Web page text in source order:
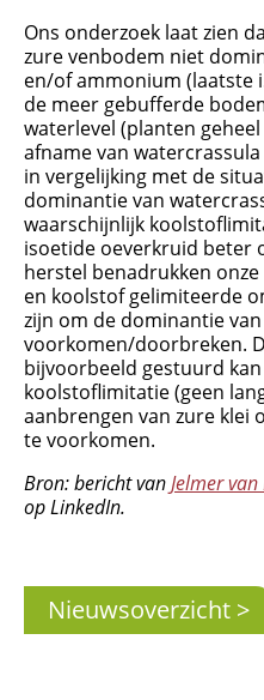
Ons onderzoek laat zien
zure venbodem niet
en/of ammonium (laatste
de meer gebufferde
waterlevel (planten
afname van
in vergelijking met de
dominantie van
waarschijnlijk
isoetide oeverkruid beter
herstel benadrukken
en koolstof gelimiteerde
zijn om de dominantie
voorkomen/doorbreken.
bijvoorbeeld gestuurd
koolstoflimitatie (geen
aanbrengen van zure klei
te voorkomen.
Bron: bericht vanJelmer
op LinkedIn.
Nieuwsoverzicht